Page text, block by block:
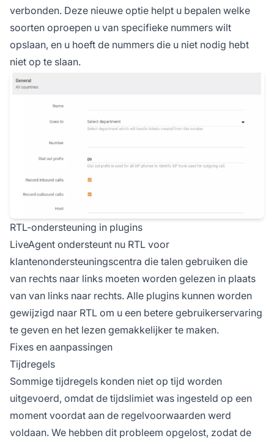
verbonden. Deze nieuwe optie helpt u bepalen welke
soorten oproepen u van specifieke nummers wilt
opslaan, en u hoeft de nummers die u niet nodig hebt
niet op te slaan.
RTL-ondersteuning in plugins
LiveAgent ondersteunt nu RTL voor
klantenondersteuningscentra die talen gebruiken die
van rechts naar links moeten worden gelezen in plaats
van van links naar rechts. Alle plugins kunnen worden
gewijzigd naar RTL om u een betere gebruikerservaring
te geven en het lezen gemakkelijker te maken.
Fixes en aanpassingen
Tijdregels
Sommige tijdregels konden niet op tijd worden
uitgevoerd, omdat de tijdslimiet was ingesteld op een
moment voordat aan de regelvoorwaarden werd
voldaan. We hebben dit probleem opgelost, zodat de